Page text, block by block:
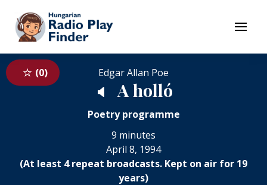
To contents
Menu
0 Edgar Allan Poe
🔈 A holló
Poetry programme
9 minutes
April 8, 1994
(At least 4 repeat broadcasts. Kept on air for 19
years)